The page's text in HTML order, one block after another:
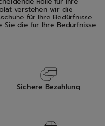
verstehen wir die
für Ihre Bedürfnisse
Sie die für Ihre Bedürfnisse
beeinflusst werden. Für
mehr Haltbarkeit und
Sandplätze erfordern
kontrolliert zu
Sichere Bezahlung